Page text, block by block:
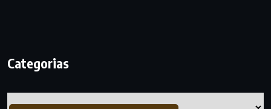
Categorias